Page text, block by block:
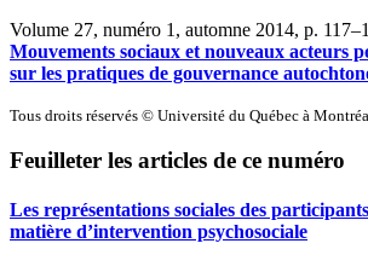
Volume 27, numéro 1, automne 2014, p.
Mouvements sociaux et nouveaux acteurs
sur les pratiques de gouvernance
Tous droits réservés © Université du Québec à
Feuilleter les articles de ce numéro
Les représentations sociales des
matière d’intervention psychosociale